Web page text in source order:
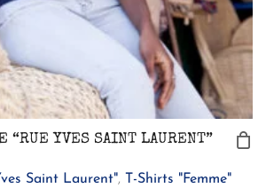
“RUE YVES SAINT LAURENT”
Saint Laurent", T-Shirts "Femme"